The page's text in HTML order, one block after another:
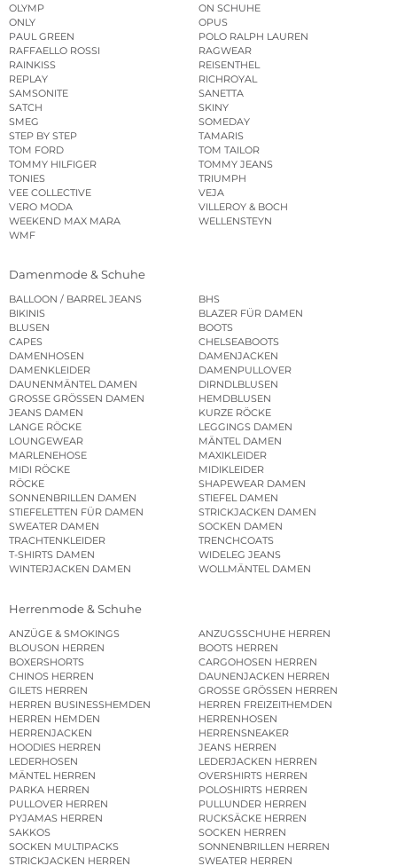
OLYMP
ON SCHUHE
ONLY
OPUS
PAUL GREEN
POLO RALPH LAUREN
RAFFAELLO ROSSI
RAGWEAR
RAINKISS
REISENTHEL
REPLAY
RICHROYAL
SAMSONITE
SANETTA
SATCH
SKINY
SMEG
SOMEDAY
STEP BY STEP
TAMARIS
TOM FORD
TOM TAILOR
TOMMY HILFIGER
TOMMY JEANS
TONIES
TRIUMPH
VEE COLLECTIVE
VEJA
VERO MODA
VILLEROY & BOCH
WEEKEND MAX MARA
WELLENSTEYN
WMF
Damenmode & Schuhe
BALLOON / BARREL JEANS
BHS
BIKINIS
BLAZER FÜR DAMEN
BLUSEN
BOOTS
CAPES
CHELSEABOOTS
DAMENHOSEN
DAMENJACKEN
DAMENKLEIDER
DAMENPULLOVER
DAUNENMÄNTEL DAMEN
DIRNDLBLUSEN
GROSSE GRÖSSEN DAMEN
HEMDBLUSEN
JEANS DAMEN
KURZE RÖCKE
LANGE RÖCKE
LEGGINGS DAMEN
LOUNGEWEAR
MÄNTEL DAMEN
MARLENEHOSE
MAXIKLEIDER
MIDI RÖCKE
MIDIKLEIDER
RÖCKE
SHAPEWEAR DAMEN
SONNENBRILLEN DAMEN
STIEFEL DAMEN
STIEFELETTEN FÜR DAMEN
STRICKJACKEN DAMEN
SWEATER DAMEN
SOCKEN DAMEN
TRACHTENKLEIDER
TRENCHCOATS
T-SHIRTS DAMEN
WIDELEG JEANS
WINTERJACKEN DAMEN
WOLLMÄNTEL DAMEN
Herrenmode & Schuhe
ANZÜGE & SMOKINGS
ANZUGSSCHUHE HERREN
BLOUSON HERREN
BOOTS HERREN
BOXERSHORTS
CARGOHOSEN HERREN
CHINOS HERREN
DAUNENJACKEN HERREN
GILETS HERREN
GROSSE GRÖSSEN HERREN
HERREN BUSINESSHEMDEN
HERREN FREIZEITHEMDEN
HERREN HEMDEN
HERRENHOSEN
HERRENJACKEN
HERRENSNEAKER
HOODIES HERREN
JEANS HERREN
LEDERHOSEN
LEDERJACKEN HERREN
MÄNTEL HERREN
OVERSHIRTS HERREN
PARKA HERREN
POLOSHIRTS HERREN
PULLOVER HERREN
PULLUNDER HERREN
PYJAMAS HERREN
RUCKSÄCKE HERREN
SAKKOS
SOCKEN HERREN
SOCKEN MULTIPACKS
SONNENBRILLEN HERREN
STRICKJACKEN HERREN
SWEATER HERREN